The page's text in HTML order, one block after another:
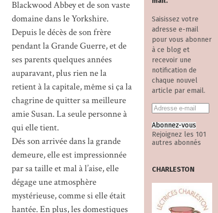
Saisissez votre
adresse e-mail
pour vous abonner
à ce blog et
recevoir une
notification de
chaque nouvel
article par email.
Abonnez-vous
Rejoignez les 101
autres abonnés
CHARLESTON
Blackwood Abbey et de son vaste
domaine dans le Yorkshire.
Depuis le décès de son frère
pendant la Grande Guerre, et de
ses parents quelques années
auparavant, plus rien ne la
retient à la capitale, même si ça la
chagrine de quitter sa meilleure
amie Susan. La seule personne à
qui elle tient.
Dés son arrivée dans la grande
demeure, elle est impressionnée
par sa taille et mal à l’aise, elle
dégage une atmosphère
mystérieuse, comme si elle était
hantée. En plus, les domestiques